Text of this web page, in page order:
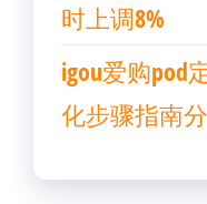
时上调8%
igou爱购pod
化步骤指南